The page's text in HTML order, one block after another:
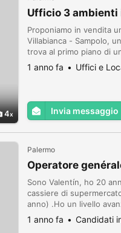
4
Ufficio 3 ambienti
Proponiamo in vendita
Villabianca - Sampolo,
trova al primo piano di
garantisce ottima
1 anno fa Uffici e
Invia messaggio
Palermo
Operatore
Sono Valentín, ho 20
cassiere di
anno) .Ho un livello
l'italiano .Sto cercando
1 anno fa Candidati